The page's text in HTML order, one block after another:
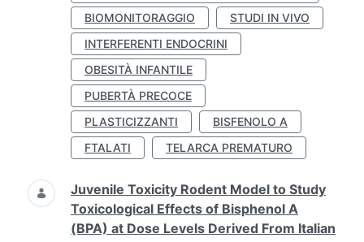
BIOMONITORAGGIO
STUDI IN VIVO
INTERFERENTI ENDOCRINI
OBESITÀ INFANTILE
PUBERTÀ PRECOCE
PLASTICIZZANTI
BISFENOLO A
FTALATI
TELARCA PREMATURO
Juvenile Toxicity Rodent Model to Study
Toxicological Effects of Bisphenol A
(BPA) at Dose Levels Derived From Italian